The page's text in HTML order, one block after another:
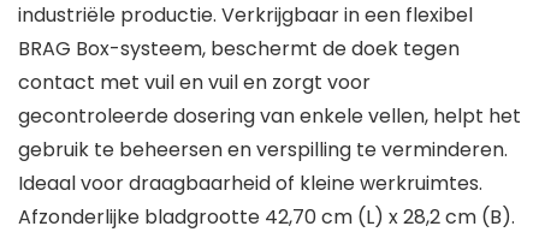
industriële productie. Verkrijgbaar in een flexibel
BRAG Box-systeem, beschermt de doek tegen
contact met vuil en vuil en zorgt voor
gecontroleerde dosering van enkele vellen, helpt het
gebruik te beheersen en verspilling te verminderen.
Ideaal voor draagbaarheid of kleine werkruimtes.
Afzonderlijke bladgrootte 42,70 cm (L) x 28,2 cm (B).